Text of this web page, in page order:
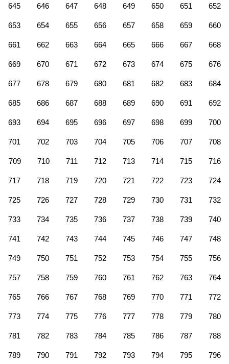
645 646 647 648 649 650 651 652
653 654 655 656 657 658 659 660
661 662 663 664 665 666 667 668
669 670 671 672 673 674 675 676
677 678 679 680 681 682 683 684
685 686 687 688 689 690 691 692
693 694 695 696 697 698 699 700
701 702 703 704 705 706 707 708
709 710 711 712 713 714 715 716
717 718 719 720 721 722 723 724
725 726 727 728 729 730 731 732
733 734 735 736 737 738 739 740
741 742 743 744 745 746 747 748
749 750 751 752 753 754 755 756
757 758 759 760 761 762 763 764
765 766 767 768 769 770 771 772
773 774 775 776 777 778 779 780
781 782 783 784 785 786 787 788
789 790 791 792 793 794 795 796